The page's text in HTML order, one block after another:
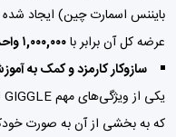
بایننس اسمارت چین) ایجاد
عرضه کل آن برابر با۱,۰۰۰,۰۰۰ واحد
سازوکار کارمزد و کمک به
که به بخشی از آن به صورت